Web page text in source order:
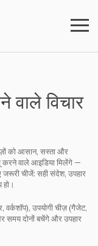
वाले विचार
को आसान, सस्ता और
करने वाले आइडिया मिलेंगे —
जरूरी चीजें: सही संदेश, उपहार
उपयोगी चीज़ (गैजेट,
समय दोनों बचेंगे और उपहार